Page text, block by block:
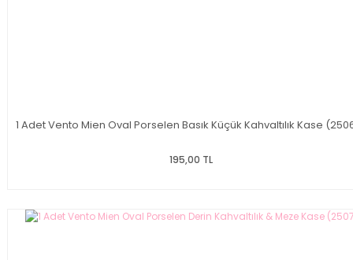
1 Adet Vento Mien Oval Porselen Basık Küçük Kahvaltılık Kase
195,00 TL